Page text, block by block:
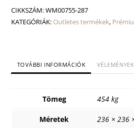
CIKKSZÁM:WM00755-287
KATEGÓRIÁK:Outletes termékek,
TOVÁBBI INFORMÁCIÓK
Tömeg 454 kg
Méretek 236 × 236